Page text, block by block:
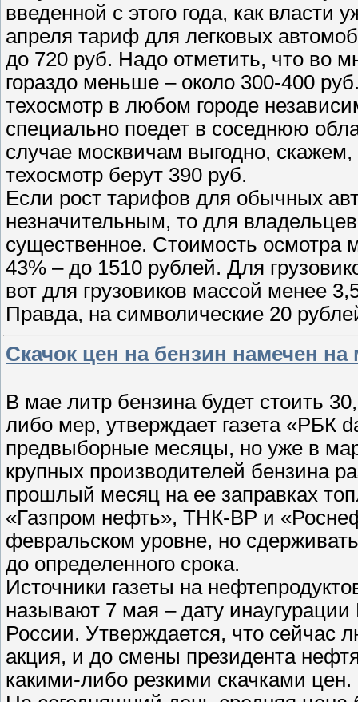
введенной с этого года, как
апреля тариф для легковых
до 720 руб. Надо отметить, что во
гораздо меньше – около 300-400
техосмотр в любом городе
специально поедет в соседнюю
случае москвичам выгодно,
техосмотр берут 390 руб.
Если рост тарифов для обычных
незначительным, то для
существенное. Стоимость осмотра
43% – до 1510 рублей. Для
вот для грузовиков массой менее
Правда, на символические 20
Скачок цен на бензин намечен на
В мае литр бензина будет стоить
либо мер, утверждает газета
предвыборные месяцы, но уже в
крупных производителей бензина
прошлый месяц на ее заправках
«Газпром нефть», ТНК-ВР и
февральском уровне, но
до определенного срока.
Источники газеты на
называют 7 мая – дату
России. Утверждается, что
акция, и до смены президента
какими-либо резкими скачками цен.